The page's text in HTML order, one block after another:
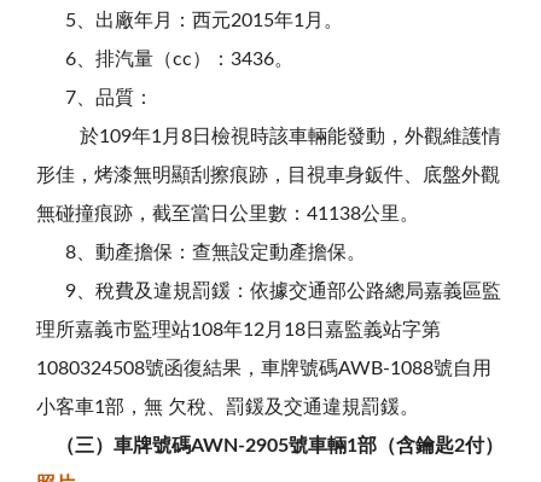
5、出廠年月：西元2015年1月。
6、排汽量（cc）：3436。
7、品質：
於109年1月8日檢視時該車輛能發動，外觀維護情
形佳 ，烤漆無明顯刮擦痕跡，目視車身鈑件、底盤外觀
無碰撞痕跡，截至當日公里數：41138公里。
8、動產擔保：查無設定動產擔保。
9、稅費及違規罰鍰：依據交通部公路總局嘉義區監
理所嘉義市監理站108年12月18日嘉監義站字第
1080324508號函復結果，車牌號碼AWB-1088號自用
小客車1部，無 欠稅、罰鍰及交通違規罰鍰。
（三）車牌號碼AWN-2905號車輛1部（含鑰匙2付）